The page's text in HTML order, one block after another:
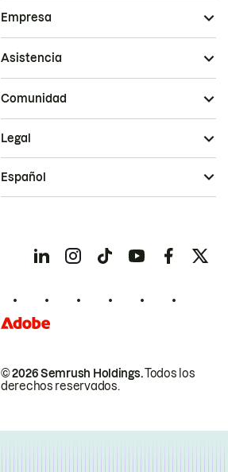
Empresa
Asistencia
Comunidad
© 2026 Semrush Holdings.Todos los
derechos reservados.
Legal
Español